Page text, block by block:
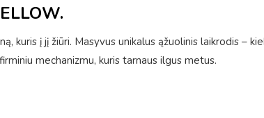
kuris į jį žiūri. Masyvus unikalus ąžuolinis laikrodis –
mechanizmu, kuris tarnaus ilgus metus.